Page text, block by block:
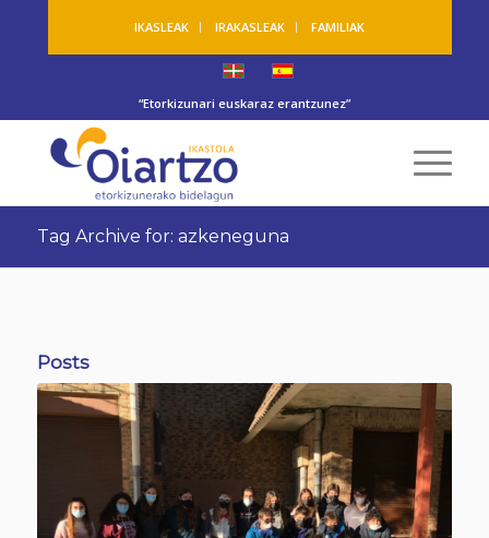
IKASLEAK IRAKASLEAK FAMILIAK
“Etorkizunari euskaraz erantzunez”
Tag Archive for: azkeneguna
Posts